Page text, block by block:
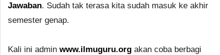
Jawaban. Sudah tak terasa kita sudah masuk ke akhir
semester genap.
Kali ini admin www.ilmuguru.org akan coba berbagi